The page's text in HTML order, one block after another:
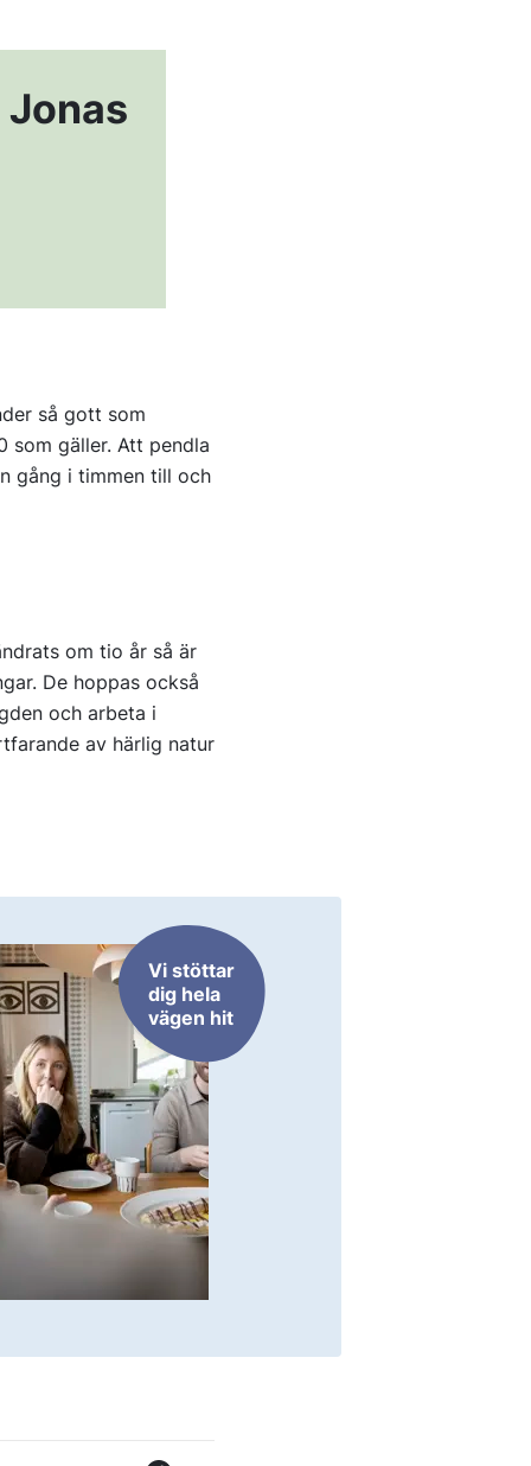
så gott som
som gäller. Att pendla
gång i timmen till och
om tio år så är
De hoppas också
och arbeta i
av härlig natur
Vi stöttar
dig hela
vägen hit